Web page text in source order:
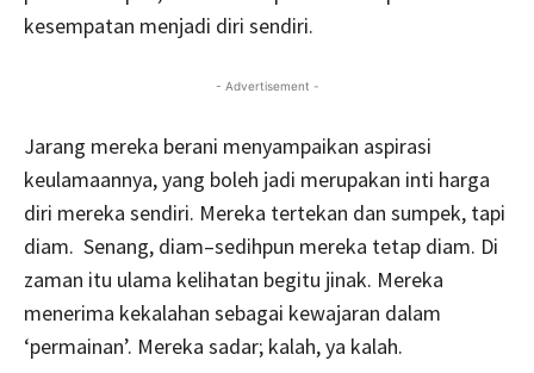
kesempatan menjadi diri sendiri.
- Advertisement -
Jarang mereka berani menyampaikan aspirasi
keulamaannya, yang boleh jadi merupakan inti harga
diri mereka sendiri. Mereka tertekan dan sumpek, tapi
diam. Senang, diam–sedihpun mereka tetap diam. Di
zaman itu ulama kelihatan begitu jinak. Mereka
menerima kekalahan sebagai kewajaran dalam
‘permainan’. Mereka sadar; kalah, ya kalah.